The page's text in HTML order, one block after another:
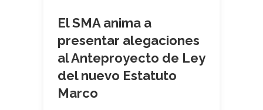
El SMA anima a
presentar alegaciones
al Anteproyecto de Ley
del nuevo Estatuto
Marco